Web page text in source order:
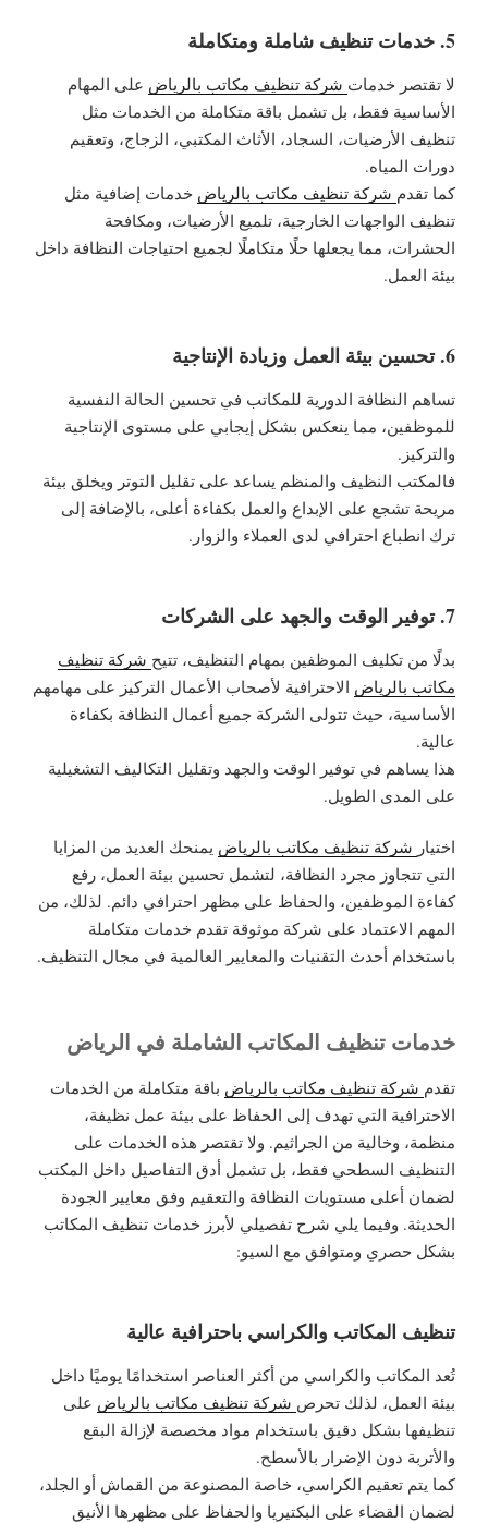
5. خدمات تنظيف شاملة ومتكاملة
لا تقتصر خدمات شركة تنظيف مكاتب بالرياض على المهام
الأساسية فقط، بل تشمل باقة متكاملة من الخدمات مثل
تنظيف الأرضيات، السجاد، الأثاث المكتبي، الزجاج، وتعقيم
دورات المياه.
كما تقدم شركة تنظيف مكاتب بالرياض خدمات إضافية مثل
تنظيف الواجهات الخارجية، تلميع الأرضيات، ومكافحة
الحشرات، مما يجعلها حلًا متكاملًا لجميع احتياجات النظافة داخل
بيئة العمل.
6. تحسين بيئة العمل وزيادة الإنتاجية
تساهم النظافة الدورية للمكاتب في تحسين الحالة النفسية
للموظفين، مما ينعكس بشكل إيجابي على مستوى الإنتاجية
والتركيز.
فالمكتب النظيف والمنظم يساعد على تقليل التوتر ويخلق بيئة
مريحة تشجع على الإبداع والعمل بكفاءة أعلى، بالإضافة إلى
ترك انطباع احترافي لدى العملاء والزوار.
7. توفير الوقت والجهد على الشركات
بدلًا من تكليف الموظفين بمهام التنظيف، تتيح شركة تنظيف
مكاتب بالرياض الاحترافية لأصحاب الأعمال التركيز على مهامهم
الأساسية، حيث تتولى الشركة جميع أعمال النظافة بكفاءة
عالية.
هذا يساهم في توفير الوقت والجهد وتقليل التكاليف التشغيلية
على المدى الطويل.
اختيار شركة تنظيف مكاتب بالرياض يمنحك العديد من المزايا
التي تتجاوز مجرد النظافة، لتشمل تحسين بيئة العمل، رفع
كفاءة الموظفين، والحفاظ على مظهر احترافي دائم. لذلك، من
المهم الاعتماد على شركة موثوقة تقدم خدمات متكاملة
باستخدام أحدث التقنيات والمعايير العالمية في مجال التنظيف.
خدمات تنظيف المكاتب الشاملة في الرياض
تقدم شركة تنظيف مكاتب بالرياض باقة متكاملة من الخدمات
الاحترافية التي تهدف إلى الحفاظ على بيئة عمل نظيفة،
منظمة، وخالية من الجراثيم. ولا تقتصر هذه الخدمات على
التنظيف السطحي فقط، بل تشمل أدق التفاصيل داخل المكتب
لضمان أعلى مستويات النظافة والتعقيم وفق معايير الجودة
الحديثة. وفيما يلي شرح تفصيلي لأبرز خدمات تنظيف المكاتب
بشكل حصري ومتوافق مع السيو:
تنظيف المكاتب والكراسي باحترافية عالية
تُعد المكاتب والكراسي من أكثر العناصر استخدامًا يوميًا داخل
بيئة العمل، لذلك تحرص شركة تنظيف مكاتب بالرياض على
تنظيفها بشكل دقيق باستخدام مواد مخصصة لإزالة البقع
والأتربة دون الإضرار بالأسطح.
كما يتم تعقيم الكراسي، خاصة المصنوعة من القماش أو الجلد،
لضمان القضاء على البكتيريا والحفاظ على مظهرها الأنيق